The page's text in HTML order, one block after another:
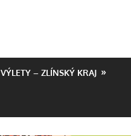
VÝLETY – ZLÍNSKÝ KRAJ